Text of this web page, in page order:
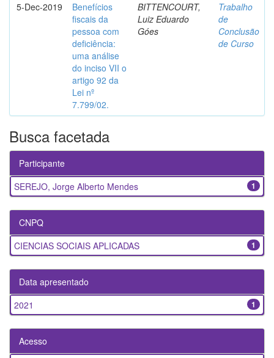
5-Dec-2019
Benefícios
fiscais da
pessoa com
deficiência:
uma análise
do inciso VII o
artigo 92 da
Lei nº
7.799/02.
BITTENCOURT,
Luiz Eduardo
Góes
Trabalho
de
Conclusão
de Curso
Busca facetada
Participante
1
SEREJO, Jorge Alberto Mendes
CNPQ
1
CIENCIAS SOCIAIS APLICADAS
Data apresentado
1
2021
Acesso